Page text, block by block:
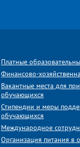
Платные
Финансово-
Вакантные места для
обучающихся
Стипендии и меры
обучающихся
Международное
Организация питания в